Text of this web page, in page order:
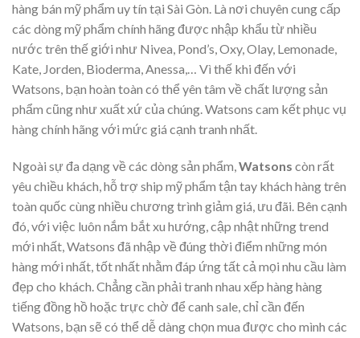
hàng bán mỹ phẩm uy tín tại Sài Gòn. Là nơi chuyên cung cấp
các dòng mỹ phẩm chính hãng được nhập khẩu từ nhiều
nước trên thế giới như Nivea, Pond’s, Oxy, Olay, Lemonade,
Kate, Jorden, Bioderma, Anessa,… Vì thế khi đến với
Watsons, bạn hoàn toàn có thể yên tâm về chất lượng sản
phẩm cũng như xuất xứ của chúng. Watsons cam kết phục vụ
hàng chính hãng với mức giá cạnh tranh nhất.
Ngoài sự đa dạng về các dòng sản phẩm,Watsons còn rất
yêu chiều khách, hỗ trợ ship mỹ phẩm tận tay khách hàng trên
toàn quốc cùng nhiều chương trình giảm giá, ưu đãi. Bên cạnh
đó, với việc luôn nắm bắt xu hướng, cập nhật những trend
mới nhất, Watsons đã nhập về đúng thời điểm những món
hàng mới nhất, tốt nhất nhằm đáp ứng tất cả mọi nhu cầu làm
đẹp cho khách. Chẳng cần phải tranh nhau xếp hàng hàng
tiếng đồng hồ hoặc trực chờ để canh sale, chỉ cần đến
Watsons, bạn sẽ có thể dễ dàng chọn mua được cho mình các